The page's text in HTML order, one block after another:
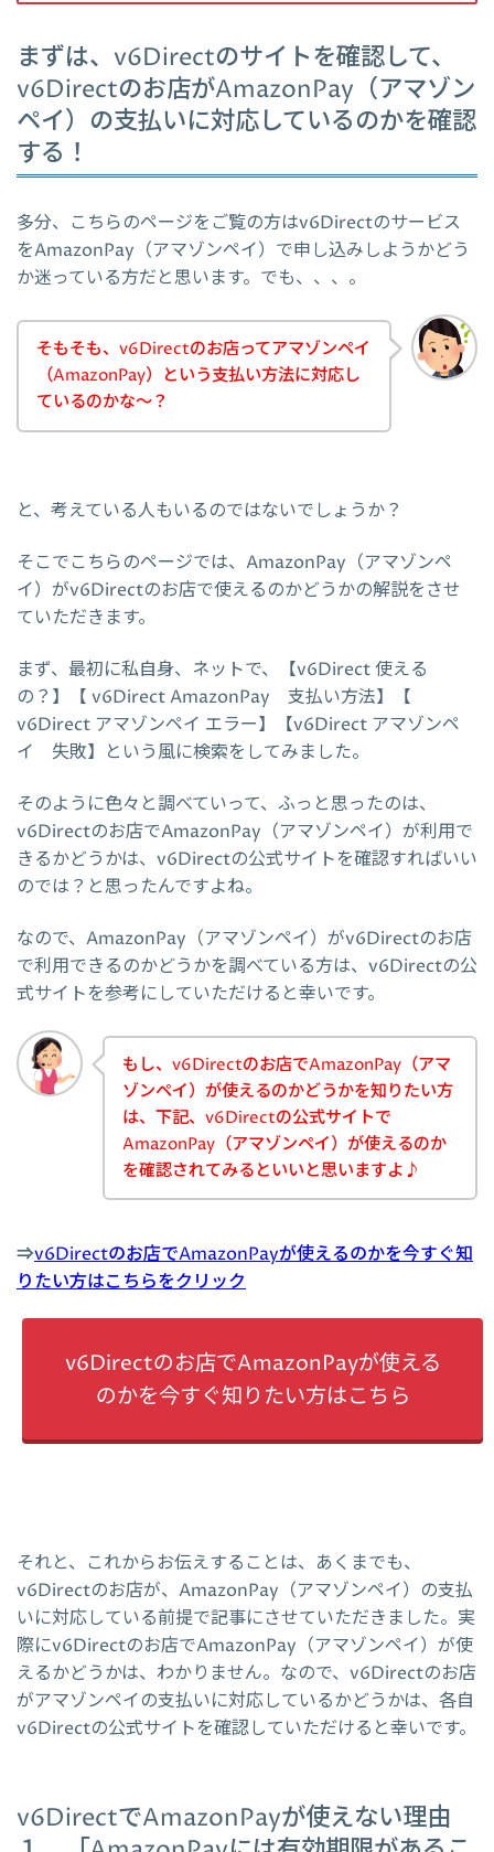
まずは、v6Directのサイトを確認して、
v6Directのお店がAmazonPay（アマゾン
ペイ）の支払いに対応しているのかを確認
する！
多分、こちらのページをご覧の方はv6Directのサービス
をAmazonPay（アマゾンペイ）で申し込みしようかどう
か迷っている方だと思います。でも、、、。
そもそも、v6Directのお店ってアマゾンペイ
（AmazonPay）という支払い方法に対応し
ているのかな～？
と、考えている人もいるのではないでしょうか？
そこでこちらのページでは、AmazonPay（アマゾンペ
イ）がv6Directのお店で使えるのかどうかの解説をさせ
ていただきます。
まず、最初に私自身、ネットで、【v6Direct 使える
の？】【 v6Direct AmazonPay 支払い方法】【
v6Direct アマゾンペイ エラー】【v6Direct アマゾンペ
イ 失敗】という風に検索をしてみました。
そのように色々と調べていって、ふっと思ったのは、
v6Directのお店でAmazonPay（アマゾンペイ）が利用で
きるかどうかは、v6Directの公式サイトを確認すればいい
のでは？と思ったんですよね。
なので、AmazonPay（アマゾンペイ）がv6Directのお店
で利用できるのかどうかを調べている方は、v6Directの公
式サイトを参考にしていただけると幸いです。
もし、v6Directのお店でAmazonPay（アマ
ゾンペイ）が使えるのかどうかを知りたい方
は、下記、v6Directの公式サイトで
AmazonPay（アマゾンペイ）が使えるのか
を確認されてみるといいと思いますよ♪
⇒v6Directのお店でAmazonPayが使えるのかを今すぐ知
りたい方はこちらをクリック
v6Directのお店でAmazonPayが使える
のかを今すぐ知りたい方はこちら
それと、これからお伝えすることは、あくまでも、
v6Directのお店が、AmazonPay（アマゾンペイ）の支払
いに対応している前提で記事にさせていただきました。実
際にv6Directのお店でAmazonPay（アマゾンペイ）が使
えるかどうかは、わかりません。なので、v6Directのお店
がアマゾンペイの支払いに対応しているかどうかは、各自
v6Directの公式サイトを確認していただけると幸いです。
v6DirectでAmazonPayが使えない理由